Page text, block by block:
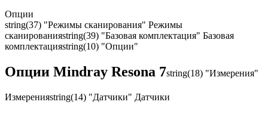
Опции
string(37) "Режимы сканирования" Режимы
сканированияstring(39) "Базовая комплектация" Базовая
комплектацияstring(10) "Опции"
Опции Mindray Resona 7string(18) "Измерения"
Измеренияstring(14) "Датчики" Датчики